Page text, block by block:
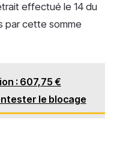
effectué le 14 du
par cette somme
: 607,75 €
le blocage